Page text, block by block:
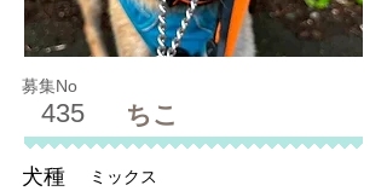
募集No
435 ちこ
犬種 ミックス